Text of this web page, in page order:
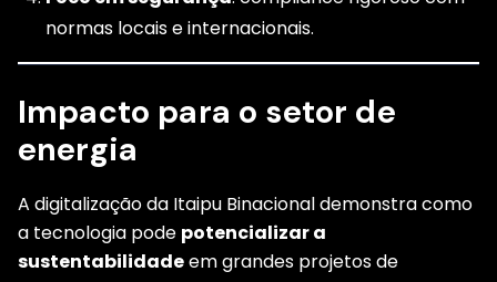
normas locais e internacionais.
Impacto para o setor de
energia
A digitalização da Itaipu Binacional demonstra como
a tecnologia pode potencializar a
sustentabilidadeem grandes projetos de